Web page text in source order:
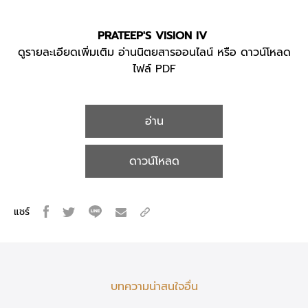
PRATEEP'S VISION IV
ดูรายละเอียดเพิ่มเติม อ่านนิตยสารออนไลน์ หรือ ดาวน์โหลด
ไฟล์ PDF
อ่าน
ดาวน์โหลด
แชร์
บทความน่าสนใจอื่น